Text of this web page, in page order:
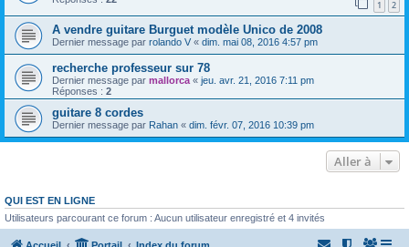
1 2
A vendre guitare Burguet modèle Unico de 2008
Dernier message par rolando V « dim. mai 08, 2016 4:57 pm
recherche professeur sur 78
Dernier message par mallorca « jeu. avr. 21, 2016 7:11 pm
Réponses : 2
guitare 8 cordes
Dernier message par Rahan « dim. févr. 07, 2016 10:39 pm
Aller à
QUI EST EN LIGNE
Utilisateurs parcourant ce forum : Aucun utilisateur enregistré et 4 invités